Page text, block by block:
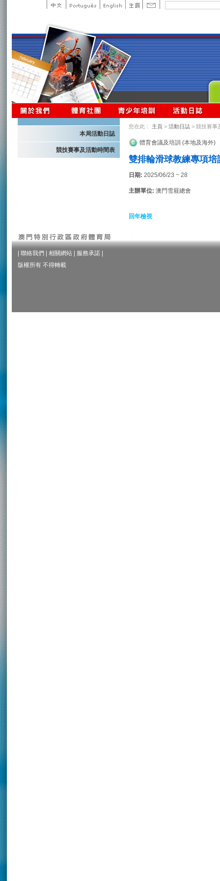
本局活動日誌
競技賽事及活動時間表
您在此： 主頁 > 活動日誌 > 競技賽事
體育會議及培訓 (本地及海外)
雙排輪滑球教練專項
日期: 2025/06/23 ~ 28
主辦單位: 澳門雪屐總會
回年檢視
聯絡我們 相關網站 服務承諾
版權所有 不得轉載